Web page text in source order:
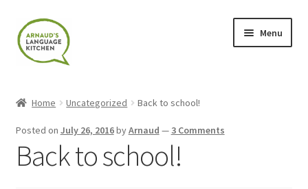
Skip
to
navigation
Skip
to
content
Menu
Blog
Home Uncategorized Back to school!
Posted on July 26, 2016byArnaud — 3 Comments
Back to school!